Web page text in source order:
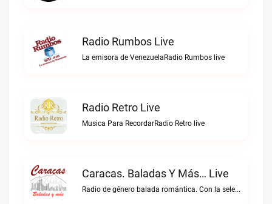
Radio Rumbos Live
La emisora de VenezuelaRadio Rumbos live
Radio Retro Live
Musica Para RecordarRadio Retro live
Caracas. Baladas Y Más… Live
Radio de género balada romántica. Con la selección musical que nos gusta...Caracas. Baladas y más… live